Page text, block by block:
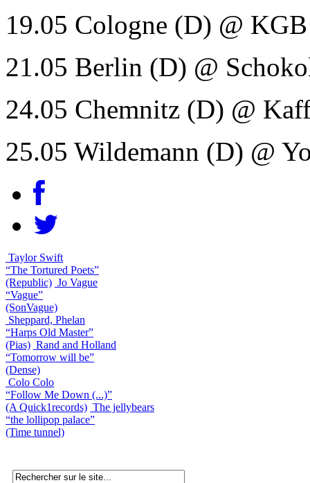
19.05 Cologne (D) @
21.05 Berlin (D) @
24.05 Chemnitz (D) @
25.05 Wildemann (D) @
Taylor Swift
“The Tortured Poets”
(Republic) Jo Vague
“Vague”
(SonVague)
Sheppard, Phelan
“Harps Old Master”
(Pias) Rand and Holland
“Tomorrow will be”
(Dense)
Colo Colo
“Follow Me Down (...)”
(A Quick1records) The jellybears
“the lollipop palace”
(Time tunnel)